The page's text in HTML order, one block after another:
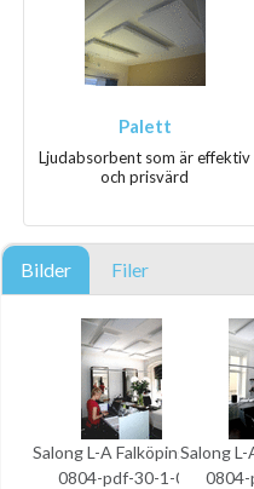
Palett
Ljudabsorbent som är effektiv
och prisvärd
Bilder Filer
Salong L-A Falköping 20
0804-pdf-30-1-0
Salong L-
0804-